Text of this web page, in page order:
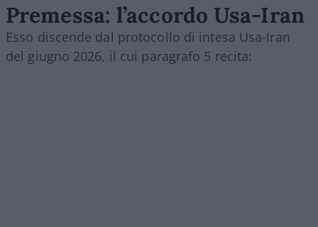
Premessa: l’accordo Usa-Iran
Esso discende dal protocollo di intesa Usa-Iran
del giugno 2026, il cui paragrafo 5 recita: